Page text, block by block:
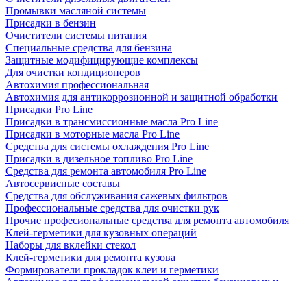
Промывки масляной системы
Присадки в бензин
Очистители системы питания
Специальные срeдства для бензина
Защитные модифицирующие комплексы
Для очистки кондиционеров
Автохимия профессиональная
Автохимия для антикоррозионной и защитной обработки
Присадки Pro Line
Присадки в трансмиссионные масла Pro Line
Присадки в моторные масла Pro Line
Средства для системы охлаждения Pro Line
Присадки в дизельное топливо Pro Line
Средства для ремонта автомобиля Pro Line
Автосервисные составы
Средства для обслуживания сажевых фильтров
Профессиональные средства для очистки рук
Прочие професиональные средства для ремонта автомобиля
Клей-герметики для кузовных операций
Наборы для вклейки стекол
Клей-герметики для ремонта кузова
Формирователи прокладок клеи и герметики